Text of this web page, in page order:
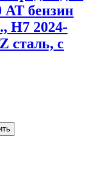
AT бензин
H7 2024-
сталь, с